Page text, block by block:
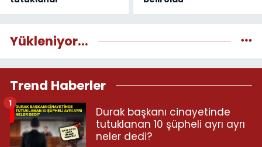
Yükleniyor...
Trend Haberler
Durak başkanı cinayetinde
tutuklanan 10 şüpheli ayrı ayrı
neler dedi?
1